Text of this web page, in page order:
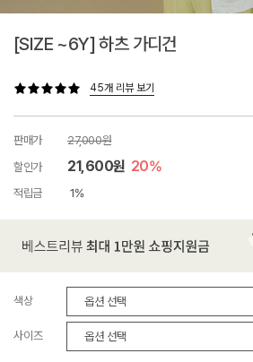
[SIZE ~6Y] 하츠 가디건
45개 리뷰 보기
판매가
27,000원
할인가
21,600원 20%
적립금 1%
색상
사이즈